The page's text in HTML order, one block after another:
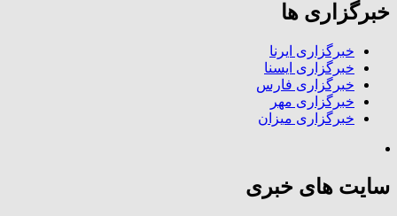
خبرگزاری ها
خبرگزاری ایرنا
خبرگزاری ایسنا
خبرگزاری فارس
خبرگزاری مهر
خبرگزاری میزان
سایت های خبری